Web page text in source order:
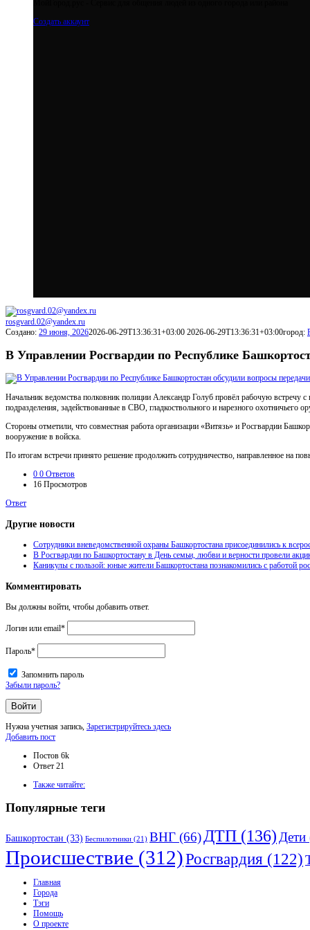
Создать аккаунт
rosgvard.02@yandex.ru
Создано: 29 июня, 20262026-06-29T13:36:31+03:00 2026-06-29T13:36:31+03:00город:
В Управлении Росгвардии по Республике
Начальник ведомства полковник полиции Александр Голуб провёл рабочую встречу
подразделения, задействованные в СВО, гладкоствольного и нарезного
Стороны отметили, что совместная работа организации «Витязь» и Росгвардии
вооружение в войска.
По итогам встречи принято решение продолжить сотрудничество, направленное на
0 0 Ответов
16 Просмотров
Ответ
Другие новости
Сотрудники вневедомственной охраны Башкортостана присоединились к
В Росгвардии по Башкортостану в День семьи, любви и верности провели
Каникулы с пользой: юные жители Башкортостана познакомились с работой
Комментировать
Вы должны войти, чтобы добавить ответ.
Логин или email*
Пароль*
Запомнить пароль
Забыли пароль?
Нужна учетная запись, Зарегистрируйтесь здесь
Боковая
Добавить пост
Статистика
Постов 6k
Ответ 21
Также читайте:
Популярные теги
Башкортостан (33) Беспилотники (21) ВНГ (66) ДТП (136) Дети
Происшествие (312)Росгвардия (122)
Исследовать
Главная
Города
Тэги
Помощь
О проекте